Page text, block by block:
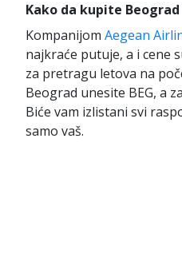
Kako da kupite
Kompanijom Aegean
najkraće putuje, a i cene
za pretragu letova na
Beograd unesite BEG, a
Biće vam izlistani svi
samo vaš.